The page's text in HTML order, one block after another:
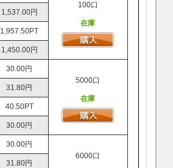
100口
在庫
1,537.00円
1,957.50PT
1,450.00円
30.00円
5000口
在庫
31.80円
40.50PT
30.00円
30.00円
6000口
31.80円